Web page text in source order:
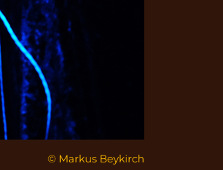
© Markus Beykirch